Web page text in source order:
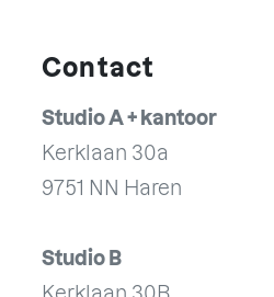
Contact
Studio A + kantoor
Kerklaan 30a
9751 NN Haren
Studio B